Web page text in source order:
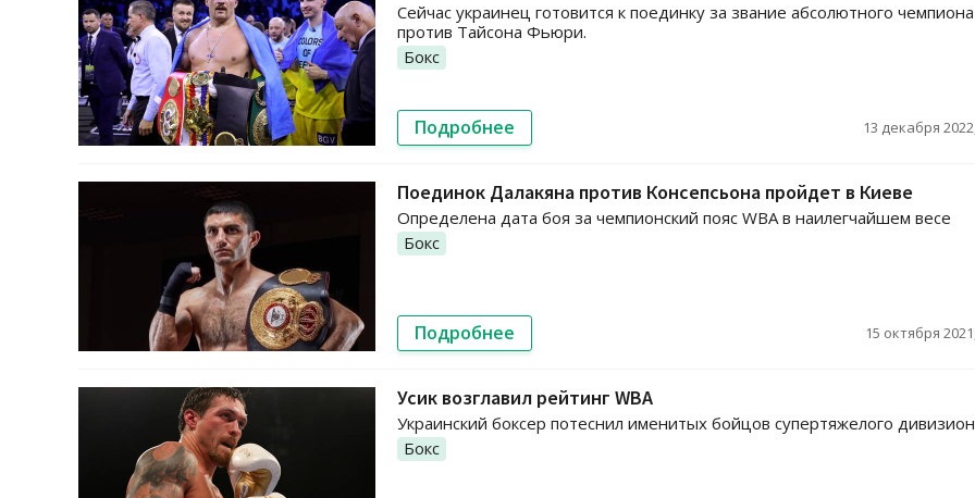
Сейчас украинец готовится к поединку за звание абсолютного чемпиона
против Тайсона Фьюри.
Бокс
Подробнее 13 декабря
Поединок Далакяна против Консепсьона пройдет в Киеве
Определена дата боя за чемпионский пояс WBA в наилегчайшем весе
Бокс
Подробнее 15 октября
Усик возглавил рейтинг WBA
Украинский боксер потеснил именитых бойцов супертяжелого
Бокс